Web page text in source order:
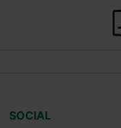
SOCIAL